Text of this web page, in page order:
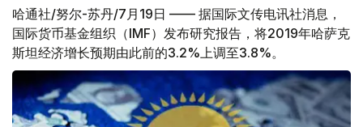
哈通社/努尔-苏丹/7月19日 —— 据国际文传电讯社消息，
国际货币基金组织（IMF）发布研究报告，将2019年哈萨克
斯坦经济增长预期由此前的3.2%上调至3.8%。